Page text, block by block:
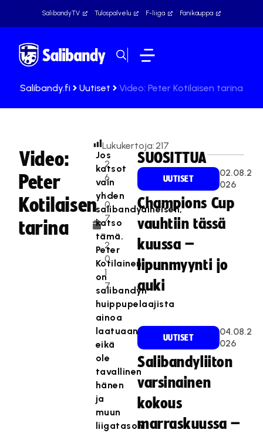
SalibandyTV Tulospalvelu F-liiga Fanikauppa
Salibandy.fi Uutiset Video: Peter Kotilaisen tarina
Video:
Peter
Kotilaisen
tarina
2
6
.
0
7
.
2
0
1
7
Lukukertoja:217
Jos
katsot
vain
yhden
salibandyaiheisen,
katso
tämä.
Peter
Kotilainen
on
salibandyn
huippupelaajista
ainoa
laatuaan
eikä
ole
tavallinen
hänen
ja
muun
liigatason
SUOSITTUA
UUTISET
02.08.2
026
Champions Cup
vauhtiin tässä
kuussa –
lipunmyynti jo
auki
UUTISET
04.08.2
026
Salibandyliiton
varsinainen
kokous
marraskuussa –